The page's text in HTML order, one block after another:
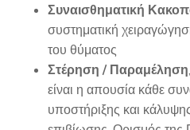
Συναισθηματική
συστηματική
του θύματος
Στέρηση / Παραμέληση
είναι η απουσία κάθε
υποστήριξης και